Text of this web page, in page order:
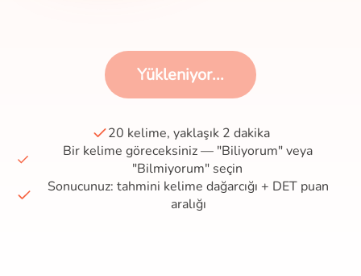
Yükleniyor...
20 kelime, yaklaşık 2 dakika
Bir kelime göreceksiniz — "Biliyorum" veya
"Bilmiyorum" seçin
Sonucunuz: tahmini kelime dağarcığı + DET puan
aralığı